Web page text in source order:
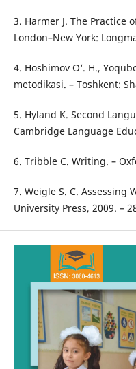
3. Harmer J. The Practice
London–New York:
4. Hoshimov O‘. H.,
metodikasi. – Toshkent:
5. Hyland K. Second
Cambridge Language
6. Tribble C. Writing. –
7. Weigle S. C. Assessing
University Press, 2009. –